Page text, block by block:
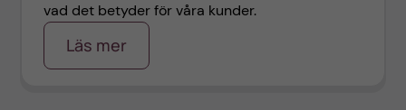
vad det betyder för våra kunder.
Läs mer